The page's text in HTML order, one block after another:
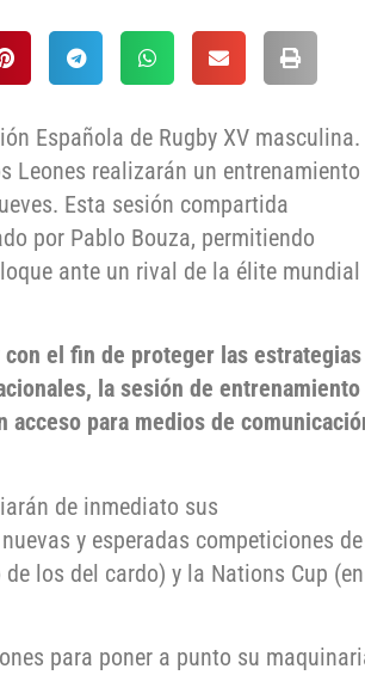
Española de Rugby XV masculina.
Leones realizarán un entrenamiento
Esta sesión compartida
por Pablo Bouza, permitiendo
ante un rival de la élite mundial
el fin de proteger las estrategias
la sesión de entrenamiento
para medios de
de inmediato sus
y esperadas competiciones de
los del cardo) y la Nations Cup (en
para poner a punto su